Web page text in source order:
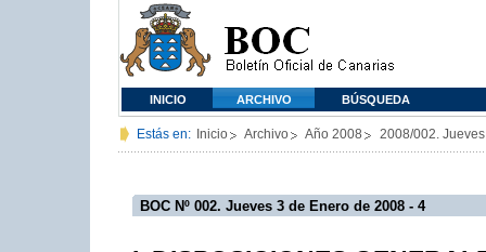
INICIO ARCHIVO BÚSQUEDA
Estás en: Inicio Archivo Año 2008 2008/002.
BOC Nº 002. Jueves 3 de Enero de 2008 - 4